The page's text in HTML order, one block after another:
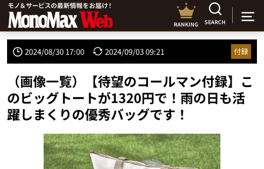
RANKING SEARCH
2024/08/30 17:00 2024/09/03 09:21 付録
（画像一覧）【待望のコールマン付録】こ
のビッグトートが1320円で！雨の日も活
躍しまくりの優秀バッグです！